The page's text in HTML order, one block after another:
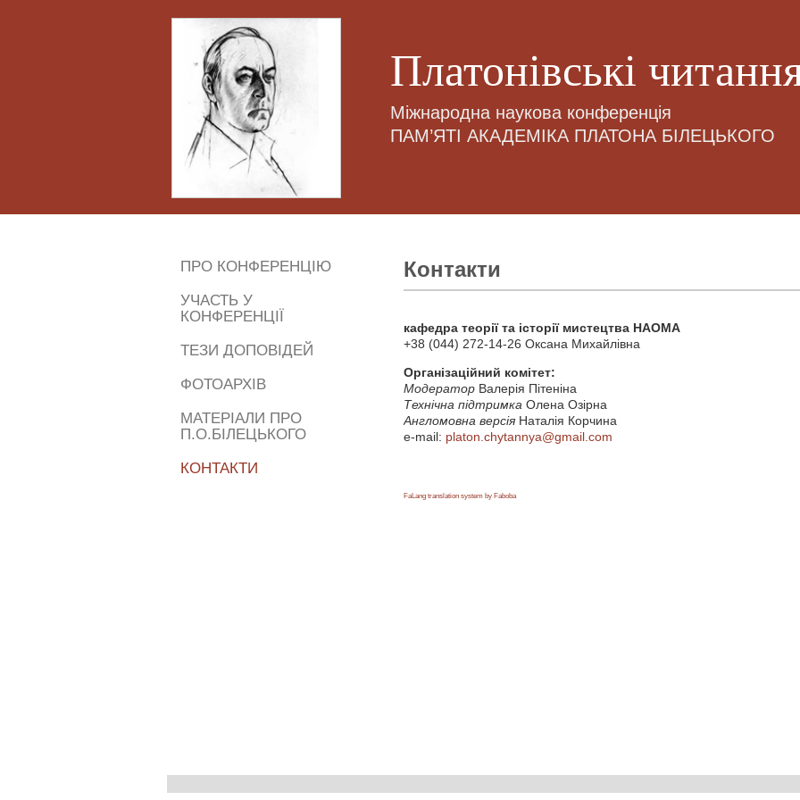
Платонівські
Міжнародна наукова конференція
ПАМ’ЯТІ АКАДЕМІКА ПЛАТОНА БІЛЕЦЬКОГО
ПРО КОНФЕРЕНЦІЮ
УЧАСТЬ У
КОНФЕРЕНЦІЇ
ТЕЗИ ДОПОВІДЕЙ
ФОТОАРХІВ
МАТЕРІАЛИ ПРО
П.О.БІЛЕЦЬКОГО
КОНТАКТИ
Контакти
кафедра теорії та історії мистецтва НАОМА
+38 (044) 272-14-26 Оксана Михайлівна
Організаційний комітет:
Модератор Валерія Пітеніна
Технічна підтримка Олена Озірна
Англомовна версія Наталія Корчина
e-mail: platon.chytannya@gmail.com
FaLang translation system by Faboba